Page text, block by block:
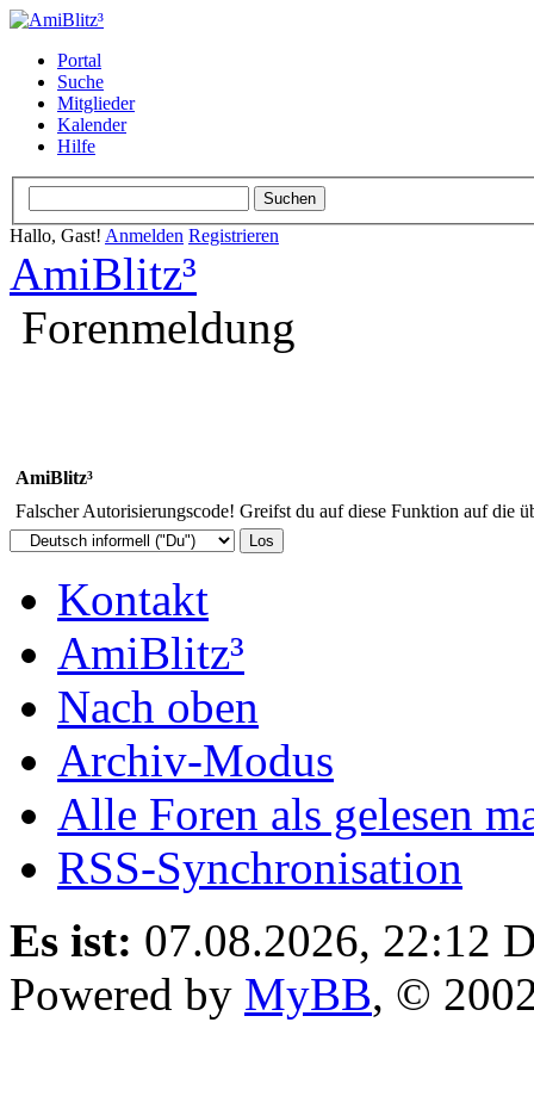
Portal
Suche
Mitglieder
Kalender
Hilfe
Hallo, Gast! Anmelden Registrieren
AmiBlitz³
Forenmeldung
AmiBlitz³
Falscher Autorisierungscode! Greifst du auf diese Funktion auf die
Kontakt
AmiBlitz³
Nach oben
Archiv-Modus
Alle Foren als gelesen
RSS-Synchronisation
Es ist: 07.08.2026, 22:12
Powered by MyBB, ©